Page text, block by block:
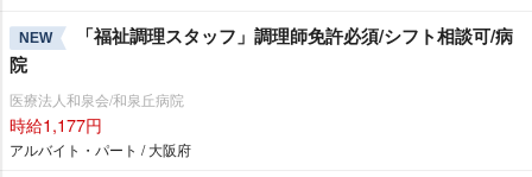
NEW
「福祉調理スタッフ」調理師免許必須/シフト相談可/病
院
医療法人和泉会/和泉丘病院
時給1,177円
アルバイト・パート / 大阪府